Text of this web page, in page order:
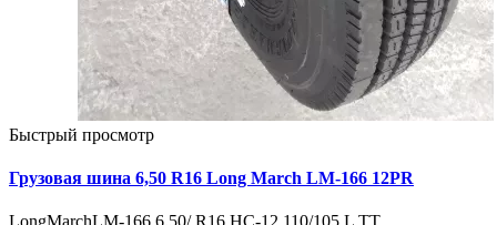
Быстрый просмотр
Грузовая шина 6,50 R16 Long March LM-166 12PR